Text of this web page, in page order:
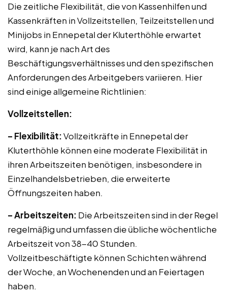
Die zeitliche Flexibilität, die von Kassenhilfen und
Kassenkräften in Vollzeitstellen, Teilzeitstellen und
Minijobs in Ennepetal der Kluterthöhle erwartet
wird, kann je nach Art des
Beschäftigungsverhältnisses und den spezifischen
Anforderungen des Arbeitgebers variieren. Hier
sind einige allgemeine Richtlinien:
Vollzeitstellen:
– Flexibilität:Vollzeitkräfte in Ennepetal der
Kluterthöhle können eine moderate Flexibilität in
ihren Arbeitszeiten benötigen, insbesondere in
Einzelhandelsbetrieben, die erweiterte
Öffnungszeiten haben.
– Arbeitszeiten: Die Arbeitszeiten sind in der Regel
regelmäßig und umfassen die übliche wöchentliche
Arbeitszeit von 38-40 Stunden.
Vollzeitbeschäftigte können Schichten während
der Woche, an Wochenenden und an Feiertagen
haben.